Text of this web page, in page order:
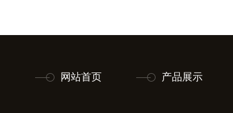
网站首页 产品展示